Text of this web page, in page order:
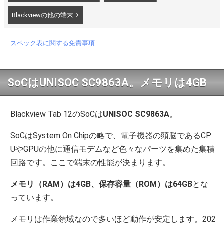
Blackviewの他の端末
スペック表に関する免責事項
SoCはUNISOC SC9863A。メモリは4GB
Blackview Tab 12のSoCはUNISOC SC9863A。
SoCはSystem On Chipの略で、電子機器の頭脳であるCP
UやGPUの他に通信モデムなど色々なパーツを集めた集積
回路です。ここで端末の性能が決まります。
メモリ（RAM）は4GB、保存容量（ROM）は64GBとな
っています。
メモリは作業領域なので多いほど動作が安定します。202